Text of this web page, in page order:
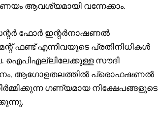
ആവശ്യമായി വന്നേക്കാം.
ഫോർ ഇന്റർനാഷണൽ
ഫണ്ട് എന്നിവയുടെ പ്രതിനിധികൾ
ഐപിഎല്ലിലേക്കുള്ള സൗദി
ആഗോളതലത്തിൽ പ്രൊഫഷണൽ
ഗണ്യമായ നിക്ഷേപങ്ങളുടെ